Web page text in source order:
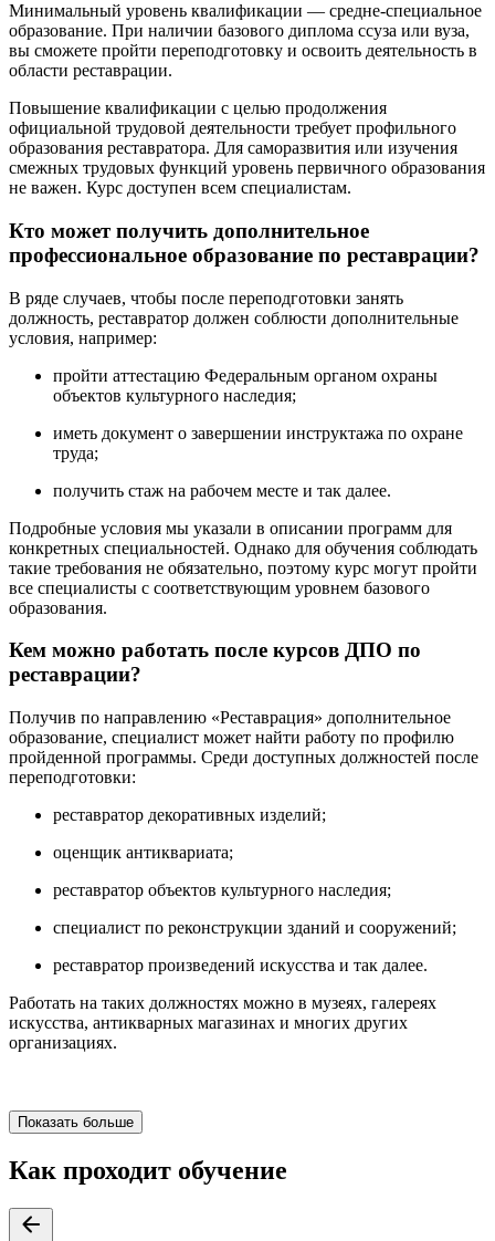
Минимальный уровень квалификации — средне-специальное
образование. При наличии базового диплома ссуза или вуза,
вы сможете пройти переподготовку и освоить деятельность в
области реставрации.
Повышение квалификации с целью продолжения
официальной трудовой деятельности требует профильного
образования реставратора. Для саморазвития или изучения
смежных трудовых функций уровень первичного образования
не важен. Курс доступен всем специалистам.
Кто может получить дополнительное
профессиональное образование по реставрации?
В ряде случаев, чтобы после переподготовки занять
должность, реставратор должен соблюсти дополнительные
условия, например:
пройти аттестацию Федеральным органом охраны
объектов культурного наследия;
иметь документ о завершении инструктажа по охране
труда;
получить стаж на рабочем месте и так далее.
Подробные условия мы указали в описании программ для
конкретных специальностей. Однако для обучения соблюдать
такие требования не обязательно, поэтому курс могут пройти
все специалисты с соответствующим уровнем базового
образования.
Кем можно работать после курсов ДПО по
реставрации?
Получив по направлению «Реставрация» дополнительное
образование, специалист может найти работу по профилю
пройденной программы. Среди доступных должностей после
переподготовки:
реставратор декоративных изделий;
оценщик антиквариата;
реставратор объектов культурного наследия;
специалист по реконструкции зданий и сооружений;
реставратор произведений искусства и так далее.
Работать на таких должностях можно в музеях, галереях
искусства, антикварных магазинах и многих других
организациях.
Показать больше
Как проходит обучение